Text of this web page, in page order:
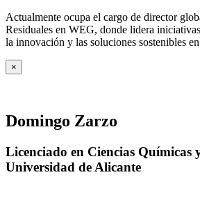
Actualmente ocupa el cargo de director
Residuales en WEG, donde lidera
la innovación y las soluciones sostenibles
×
Domingo Zarzo
Licenciado en Ciencias Químicas
Universidad de Alicante